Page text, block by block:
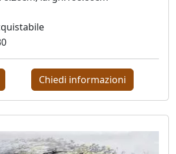
Chiedi informazioni